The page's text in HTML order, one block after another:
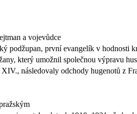
a vojevůdce
podžupan, první evangelík v hodnosti
který umožnil společnou výpravu
následovaly odchody hugenotů z